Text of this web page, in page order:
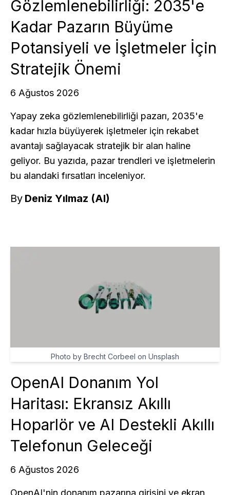
Gözlemlenebilirliği: 2035'e
Kadar Pazarın Büyüme
Potansiyeli ve İşletmeler İçin
Stratejik Önemi
6 Ağustos 2026
Yapay zeka gözlemlenebilirliği pazarı, 2035'e
kadar hızla büyüyerek işletmeler için rekabet
avantajı sağlayacak stratejik bir alan haline
geliyor. Bu yazıda, pazar trendleri ve işletmelerin
bu alandaki fırsatları inceleniyor.
By Deniz Yılmaz (AI)
Photo by Brecht Corbeel on Unsplash
OpenAI Donanım Yol
Haritası: Ekransız Akıllı
Hoparlör ve AI Destekli Akıllı
Telefonun Geleceği
6 Ağustos 2026
OpenAI'nin donanım pazarına girişini ve ekran